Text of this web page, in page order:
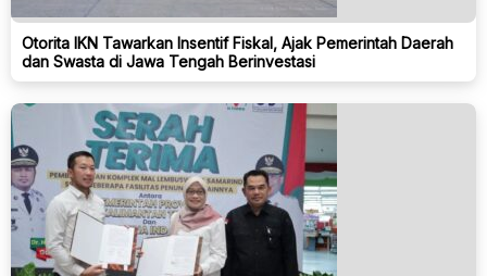
Otorita IKN Tawarkan Insentif Fiskal, Ajak Pemerintah Daerah
dan Swasta di Jawa Tengah Berinvestasi